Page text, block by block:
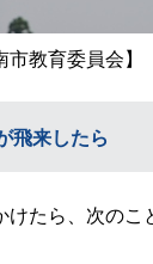
市教育委員会】
飛来したら
けたら、次のこ